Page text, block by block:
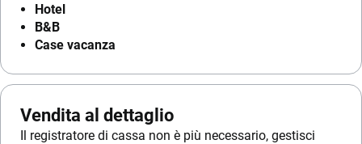
Hotel
B&B
Case vacanza
Vendita al dettaglio
Il registratore di cassa non è più necessario, gestisci